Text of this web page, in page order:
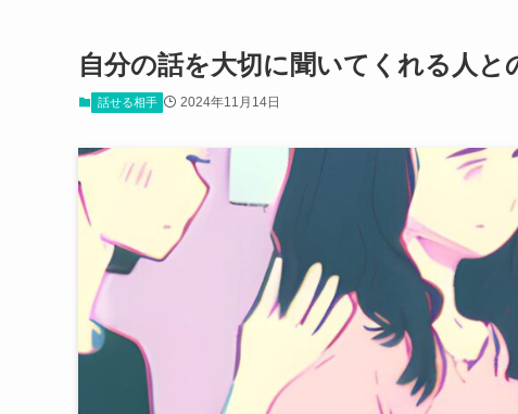
自分の話を大切に聞いてくれる人
話せる相手 2024年11月14日